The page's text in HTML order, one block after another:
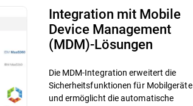
Integration mit Mobile
Device Management
(MDM)-Lösungen
Die MDM-Integration erweitert die
Sicherheitsfunktionen für Mobilgeräte
und ermöglicht die automatische